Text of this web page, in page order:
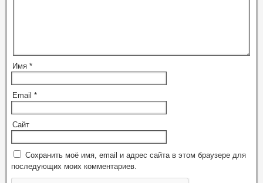
Имя *
Email *
Сайт
Сохранить моё имя, email и адрес сайта в этом браузере для
последующих моих комментариев.